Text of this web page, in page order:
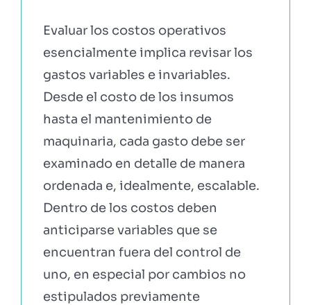
Evaluar los costos operativos
esencialmente implica revisar los
gastos variables e invariables.
Desde el costo de los insumos
hasta el mantenimiento de
maquinaria, cada gasto debe ser
examinado en detalle de manera
ordenada e, idealmente, escalable.
Dentro de los costos deben
anticiparse variables que se
encuentran fuera del control de
uno, en especial por cambios no
estipulados previamente